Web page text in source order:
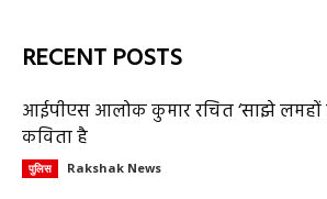
RECENT POSTS
आईपीएस आलोक कुमार रचित ‘साझे
कविता है
पुलिस Rakshak News